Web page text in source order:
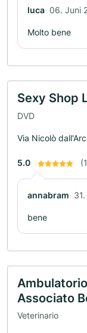
luca 06. Juni
Molto bene
Sexy Shop
DVD
Via Nicolò
5.0
annabram
bene
Associato
Veterinario